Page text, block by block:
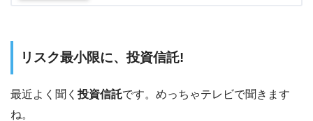
リスク最小限に、投資信託!
最近よく聞く 投資信託です。めっちゃテレビで聞きます
ね。